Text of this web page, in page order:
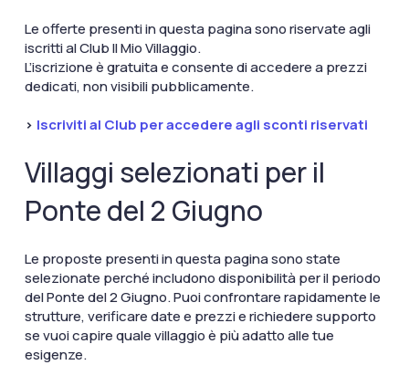
Le offerte presenti in questa pagina sono riservate agli
iscritti al Club Il Mio Villaggio.
L’iscrizione è gratuita e consente di accedere a prezzi
dedicati, non visibili pubblicamente.
> Iscriviti al Club per accedere agli sconti riservati
Villaggi selezionati per il
Ponte del 2 Giugno
Le proposte presenti in questa pagina sono state
selezionate perché includono disponibilità per il periodo
del Ponte del 2 Giugno. Puoi confrontare rapidamente le
strutture, verificare date e prezzi e richiedere supporto
se vuoi capire quale villaggio è più adatto alle tue
esigenze.